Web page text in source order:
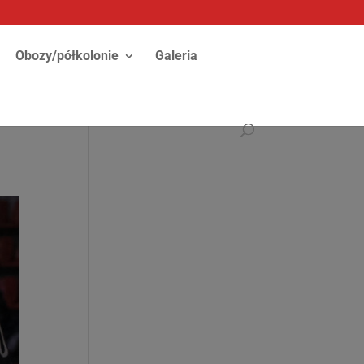
Obozy/półkolonie Galeria